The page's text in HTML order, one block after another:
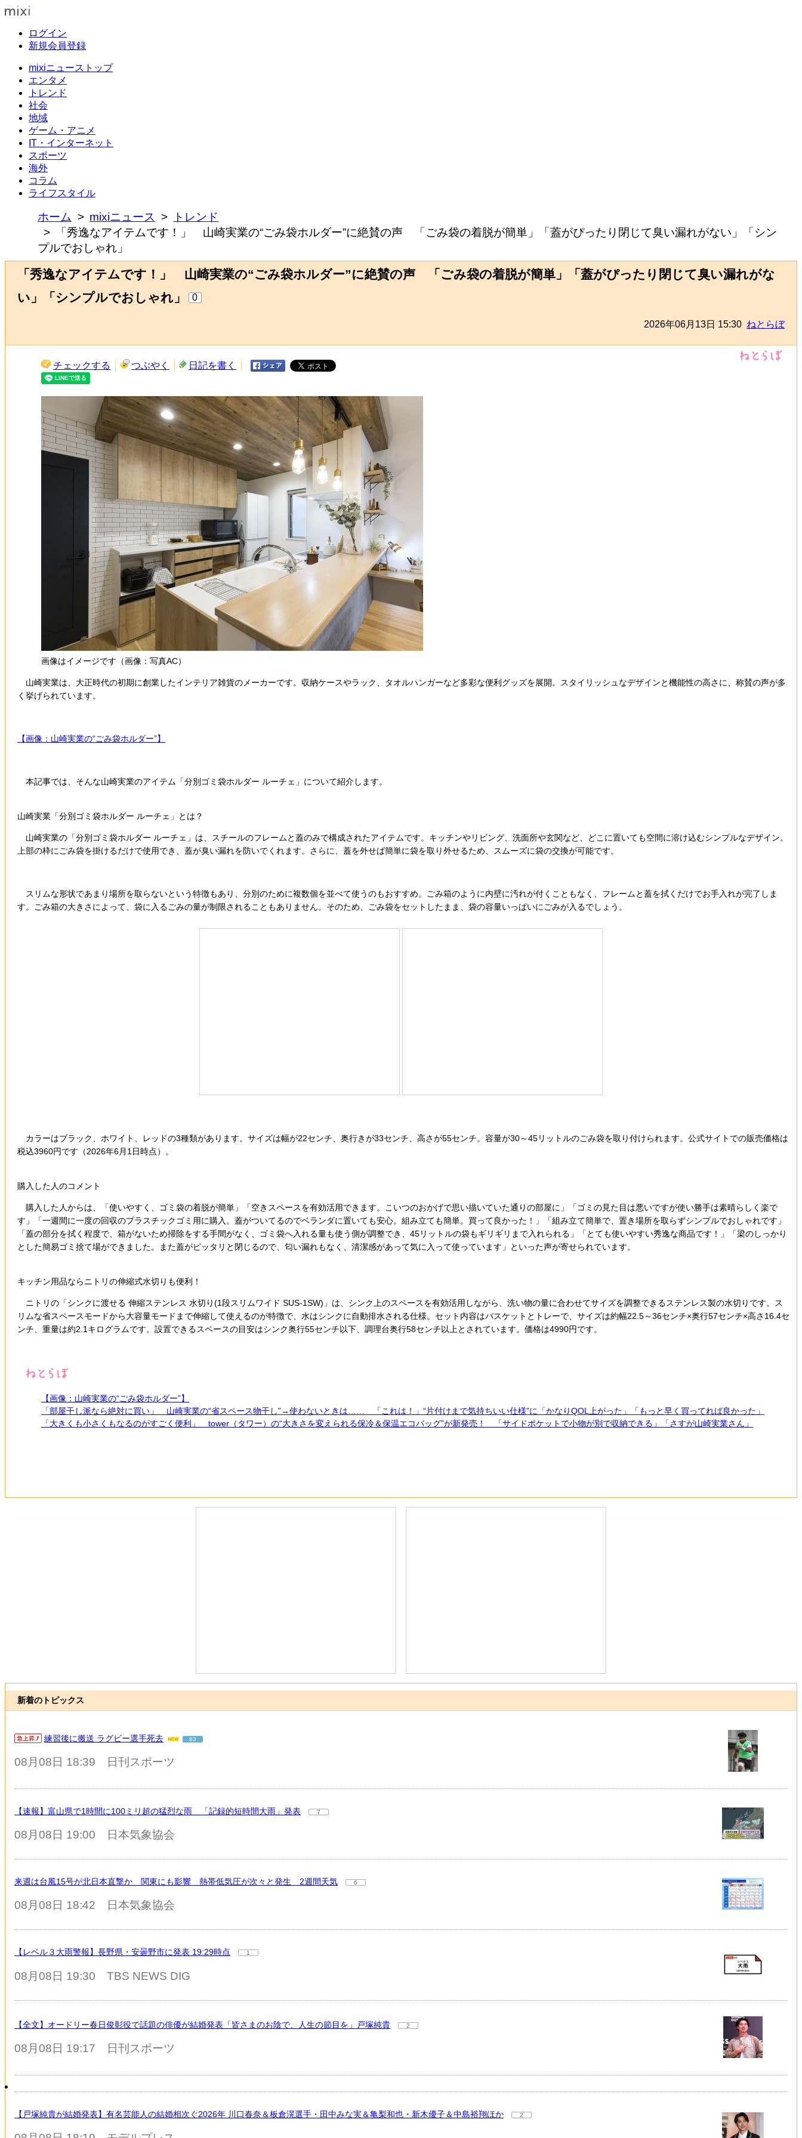
ログイン
新規会員登録
mixiニューストップ
エンタメ
トレンド
社会
地域
ゲーム・アニメ
IT・インターネット
スポーツ
海外
コラム
ライフスタイル
ホーム mixiニュース
トレンド
「秀逸なアイテムです！」 山崎実業の“ごみ袋ホルダー”に絶賛の声 「ごみ袋の着脱が簡単」「蓋がぴったり閉じて臭い漏れがない」「シン
プルでおしゃれ」
「秀逸なアイテムです！」 山崎実業の“ごみ袋ホルダー”に絶賛の声 「ごみ袋の着脱が簡単」「蓋がぴったり閉じて臭い漏れがな
い」「シンプルでおしゃれ」
0
2026年06月13日 15:30 ねとらぼ
チェックする つぶやく 日記を書く
画像はイメージです（画像：写真AC）
山崎実業は、大正時代の初期に創業したインテリア雑貨のメーカーです。収納ケースやラック、タオルハンガーなど多彩な便利グッズを展開。スタイリッシュなデザインと機能性の高さに、称賛の声が多
く挙げられています。
【画像：山崎実業の“ごみ袋ホルダー”】
本記事では、そんな山崎実業のアイテム「分別ゴミ袋ホルダー ルーチェ」について紹介します。
山崎実業「分別ゴミ袋ホルダー ルーチェ」とは？
山崎実業の「分別ゴミ袋ホルダー ルーチェ」は、スチールのフレームと蓋のみで構成されたアイテムです。キッチンやリビング、洗面所や玄関など、どこに置いても空間に溶け込むシンプルなデザイン。
上部の枠にごみ袋を掛けるだけで使用でき、蓋が臭い漏れを防いでくれます。さらに、蓋を外せば簡単に袋を取り外せるため、スムーズに袋の交換が可能です。
スリムな形状であまり場所を取らないという特徴もあり、分別のために複数個を並べて使うのもおすすめ。ごみ箱のように内壁に汚れが付くこともなく、フレームと蓋を拭くだけでお手入れが完了しま
す。ごみ箱の大きさによって、袋に入るごみの量が制限されることもありません。そのため、ごみ袋をセットしたまま、袋の容量いっぱいにごみが入るでしょう。
カラーはブラック、ホワイト、レッドの3種類があります。サイズは幅が22センチ、奥行きが33センチ、高さが55センチ。容量が30～45リットルのごみ袋を取り付けられます。公式サイトでの販売価格は
税込3960円です（2026年6月1日時点）。
購入した人のコメント
購入した人からは、「使いやすく、ゴミ袋の着脱が簡単」「空きスペースを有効活用できます。こいつのおかげで思い描いていた通りの部屋に」「ゴミの見た目は悪いですが使い勝手は素晴らしく楽で
す」「一週間に一度の回収のプラスチックゴミ用に購入。蓋がついてるのでベランダに置いても安心。組み立ても簡単。買って良かった！」「組み立て簡単で、置き場所を取らずシンプルでおしゃれです」
「蓋の部分を拭く程度で、箱がないため掃除をする手間がなく、ゴミ袋へ入れる量も使う側が調整でき、45リットルの袋もギリギリまで入れられる」「とても使いやすい秀逸な商品です！」「梁のしっかり
とした簡易ゴミ捨て場ができました。また蓋がピッタリと閉じるので、匂い漏れもなく、清潔感があって気に入って使っています」といった声が寄せられています。
キッチン用品ならニトリの伸縮式水切りも便利！
ニトリの「シンクに渡せる 伸縮ステンレス 水切り(1段スリムワイド SUS-1SW)」は、シンク上のスペースを有効活用しながら、洗い物の量に合わせてサイズを調整できるステンレス製の水切りです。ス
リムな省スペースモードから大容量モードまで伸縮して使えるのが特徴で、水はシンクに自動排水される仕様。セット内容はバスケットとトレーで、サイズは約幅22.5～36センチ×奥行57センチ×高さ16.4セ
ンチ、重量は約2.1キログラムです。設置できるスペースの目安はシンク奥行55センチ以下、調理台奥行58センチ以上とされています。価格は4990円です。
【画像：山崎実業の“ごみ袋ホルダー”】
「部屋干し派なら絶対に買い」 山崎実業の“省スペース物干し”→使わないときは…… 「これは！」“片付けまで気持ちいい仕様”に「かなりQOL上がった」「もっと早く買ってれば良かった」
「大きくも小さくもなるのがすごく便利」 tower（タワー）の“大きさを変えられる保冷＆保温エコバッグ”が新発売！ 「サイドポケットで小物が別で収納できる」「さすが山崎実業さん」
新着のトピックス
練習後に搬送 ラグビー選手死去 83
08月08日 18:39 日刊スポーツ
【速報】富山県で1時間に100ミリ超の猛烈な雨 「記録的短時間大雨」発表 7
08月08日 19:00 日本気象協会
来週は台風15号が北日本直撃か 関東にも影響 熱帯低気圧が次々と発生 2週間天気 6
08月08日 18:42 日本気象協会
【レベル３大雨警報】長野県・安曇野市に発表 19:29時点 1
08月08日 19:30 TBS NEWS DIG
【全文】オードリー春日俊彰役で話題の俳優が結婚発表「皆さまのお陰で、人生の節目を」戸塚純貴 2
08月08日 19:17 日刊スポーツ
【戸塚純貴が結婚発表】有名芸能人の結婚相次ぐ2026年 川口春奈＆板倉滉選手・田中みな実＆亀梨和也・新木優子＆中島裕翔ほか 2